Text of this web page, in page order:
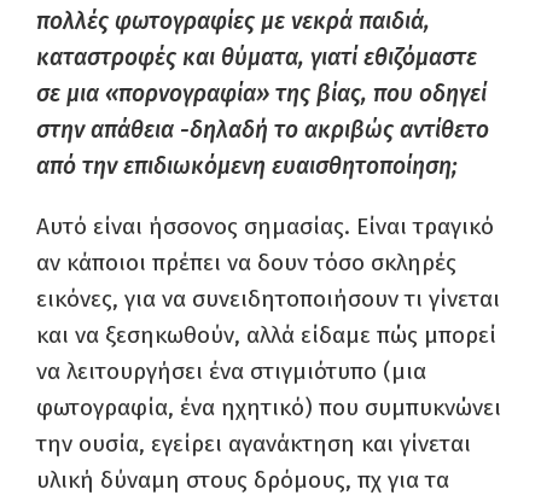
πολλές φωτογραφίες με νεκρά παιδιά,
καταστροφές και θύματα, γιατί εθιζόμαστε
σε μια «πορνογραφία» της βίας, που οδηγεί
στην απάθεια -δηλαδή το ακριβώς αντίθετο
από την επιδιωκόμενη ευαισθητοποίηση;
Αυτό είναι ήσσονος σημασίας. Είναι τραγικό
αν κάποιοι πρέπει να δουν τόσο σκληρές
εικόνες, για να συνειδητοποιήσουν τι γίνεται
και να ξεσηκωθούν, αλλά είδαμε πώς μπορεί
να λειτουργήσει ένα στιγμιότυπο (μια
φωτογραφία, ένα ηχητικό) που συμπυκνώνει
την ουσία, εγείρει αγανάκτηση και γίνεται
υλική δύναμη στους δρόμους, πχ για τα